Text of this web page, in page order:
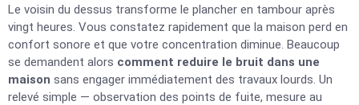
Le voisin du dessus transforme le plancher en tambour après
vingt heures. Vous constatez rapidement que la maison perd en
confort sonore et que votre concentration diminue. Beaucoup
se demandent alors comment reduire le bruit dans une
maison sans engager immédiatement des travaux lourds. Un
relevé simple — observation des points de fuite, mesure au